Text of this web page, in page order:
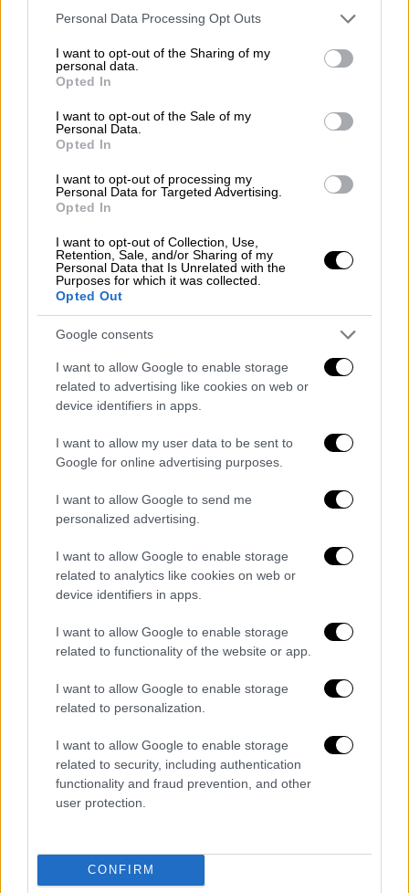
Please note that this website/app uses one or more Google
not limited to your visit or usage behaviour. You may click to
grant or deny consent to Google and its third-party tags to
use your data for below specified purposes in below Google
consent section.
Personal Data Processing Opt Outs
I want to opt-out of the Sharing of my
personal data.
Opted In
I want to opt-out of the Sale of my
Personal Data.
Opted In
I want to opt-out of processing my
Personal Data for Targeted Advertising.
Opted In
I want to opt-out of Collection, Use,
Retention, Sale, and/or Sharing of my
Personal Data that Is Unrelated with the
Purposes for which it was collected.
Opted Out
Google consents
I want to allow Google to enable storage
related to advertising like cookies on web or
device identifiers in apps.
I want to allow my user data to be sent to
Google for online advertising purposes.
I want to allow Google to send me
personalized advertising.
I want to allow Google to enable storage
related to analytics like cookies on web or
device identifiers in apps.
I want to allow Google to enable storage
related to functionality of the website or app.
I want to allow Google to enable storage
related to personalization.
I want to allow Google to enable storage
related to security, including authentication
functionality and fraud prevention, and other
user protection.
CONFIRM
ΣΥΝΕΔΡΙΑΣΗ ΤΟΥ ΚΥΒΕΡΝΗΤΙΚΟΥ ΣΥΜΒΟΥΛΙΟΥ
ΜΠΟΛΑΡΗ/EUROKINISSI)
επισήμανε πως η κυβέρνηση θα κρατήσει τον
πήχυ χαμηλά, καθώς - όπως είπε - «δεν
κάνοντας ειδική αναφορά σε προϊόντα όπως
το λάδι, οι ελιές και οι φέτα « που δεν
παράγονται στις ΗΠΑ
δεν έχει λογική η επιβολή δασμών».
Στο πλαίσιο αυτό αναφέρθηκε στην «έμφαση
που δίνουμε στην ενιαία αγορά» και στο ότι
«οι οικονομικές σχέσεις που αναπτύσσουμε
με εμπορικές δυνάμειςόπως η Ινδία,
καθίστανται πιο σημαντικέςσε μια εποχή
κυνηγήσει ακόμα πιο συστηματικά την
είσοδο ελληνικών προϊόντων σε άλλες
αγορές» ενώ τόνισε τη μεγάλη σημασία που
δίνει «στη στήριξη της ελληνικής ναυτιλίας.
Η Ελλάδα είναι μια ανοιχτή οικονομία που
ωφελείται από τους σταθερούς κανόνες».
«Έχουμε ανατροπή μιας παγκόσμιας
αρχιτεκτονικής»
αρχιτεκτονικής, θα μπορούσε να μιλήσει
κανείς γιααντιστροφή της
παγκοσμιοποίησης και των ενοποιημένων
σημαντικές αποστάσεις. Είναι μια εποχή με
απρόβλεπτα ρίσκα